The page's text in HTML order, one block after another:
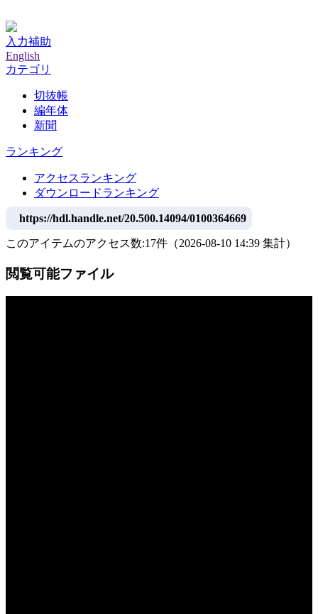
入力補助
English
カテゴリ
切抜帳
編年体
新聞
ランキング
アクセスランキング
ダウンロードランキング
https://hdl.handle.net/20.500.14094/0100364669
このアイテムのアクセス数:17件 （2026-08-10 14:39 集計）
閲覧可能ファイル